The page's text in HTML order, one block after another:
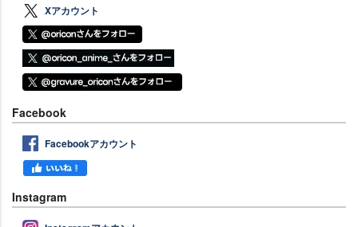
Xアカウント
Facebook
Facebookアカウント
Instagram